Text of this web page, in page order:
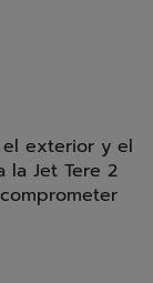
el exterior y el
Jet Tere 2